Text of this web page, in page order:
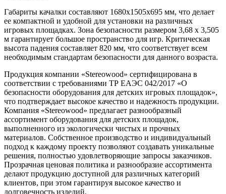
Габариты качалки составляют 1680x1505x695 мм, что делает
ее компактной и удобной для установки на различных
игровых площадках. Зона безопасности размером 3,68 х 3,505
м гарантирует большое пространство для игр. Критическая
высота падения составляет 820 мм, что соответствует всем
необходимым стандартам безопасности для данного возраста.
Продукция компании «Stereowood» сертифицирована в
соответствии с требованиями ТР ЕАЭС 042/2017 «О
безопасности оборудования для детских игровых площадок»,
что подтверждает высокое качество и надежность продукции.
Компания «Stereowood» предлагает разнообразный
ассортимент оборудования для детских площадок,
выполненного из экологически чистых и прочных
материалов. Собственное производство и индивидуальный
подход к каждому проекту позволяют создавать уникальные
решения, полностью удовлетворяющие запросы заказчиков.
Прозрачная ценовая политика и разнообразие ассортимента
делают продукцию доступной для различных категорий
клиентов, при этом гарантируя высокое качество и
долговечность изделий.